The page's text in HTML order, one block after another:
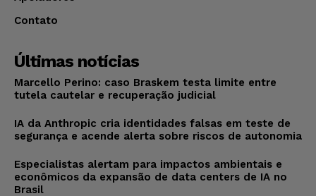
Contato
Últimas notícias
Marcello Perino: caso Braskem testa limite entre
tutela cautelar e recuperação judicial
IA da Anthropic cria identidades falsas em teste de
segurança e acende alerta sobre riscos de autonomia
Especialistas alertam para impactos ambientais e
econômicos da expansão de data centers de IA no
Brasil